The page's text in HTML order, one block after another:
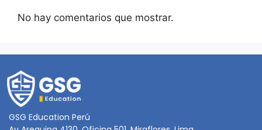
No hay comentarios que mostrar.
GSG Education Perú